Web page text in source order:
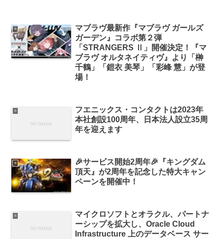
it
マブラヴ最新作『マブラヴ ガールズ
ガーデン』コラボ第２弾
「STRANGERS Ⅱ」開催決定！『マ
ブラヴ オルタネイティヴ』より「榊
千鶴」「鎧衣 美琴」「彩峰 慧」が登
場！
it
フエニックス・コンタクトは2023年
本社創設100周年、日本法人設立35周
年を迎えます
it
🎉サービス開始2周年🎉『キングダム
頂天』が2周年を記念した特大キャン
ペーンを開催中！
it
マイクロソフトとオラクル、パートナ
ーシップを拡大し、Oracle Cloud
Infrastructure 上のデータベース サー